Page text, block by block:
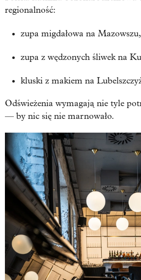
regionalność:
zupa migdałowa na Mazowszu,
zupa z wędzonych śliwek na
kluski z makiem na
Odświeżenia wymagają nie tyle
— by nic się nie marnowało.